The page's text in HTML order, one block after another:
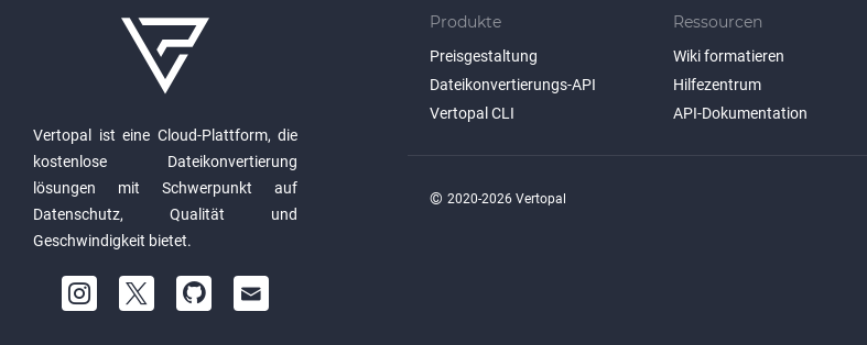
Vertopal ist eine Cloud-Plattform, die
kostenlose Dateikonvertierung
lösungen mit Schwerpunkt auf
Datenschutz, Qualität und
Geschwindigkeit bietet.
Produkte
Preisgestaltung
Dateikonvertierungs-API
Vertopal CLI
Ressourcen
Wiki formatieren
Hilfezentrum
API-Dokumentation
© 2020-2026 Vertopal